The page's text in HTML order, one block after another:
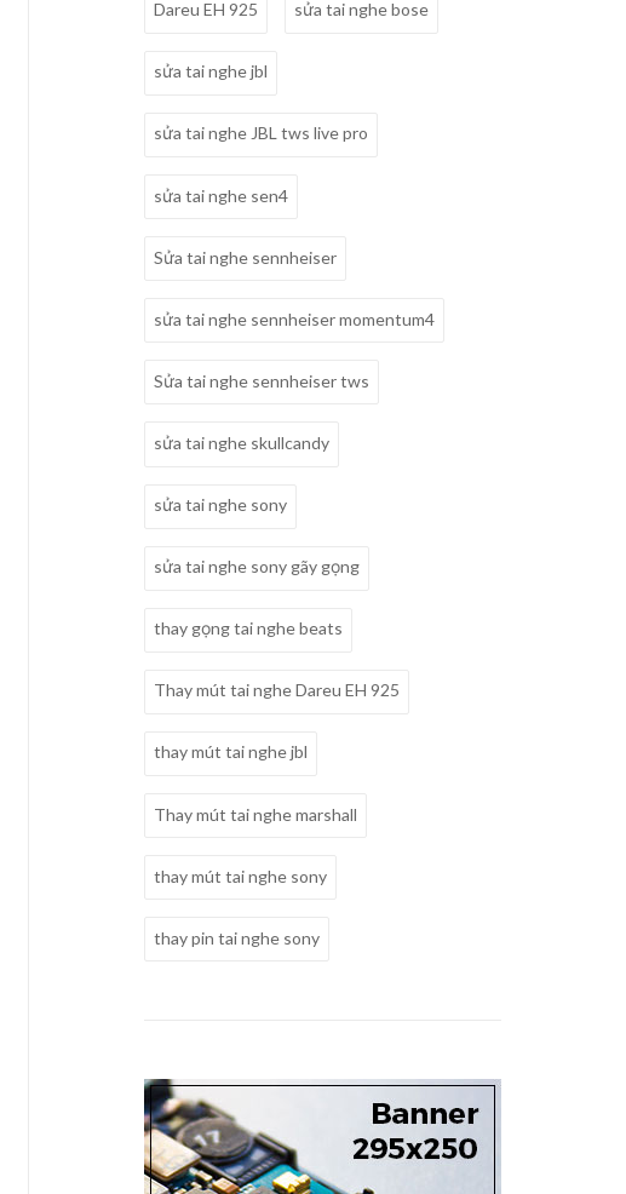
Dareu EH 925 sửa tai nghe bose
sửa tai nghe jbl
sửa tai nghe JBL tws live pro
sửa tai nghe sen4
Sửa tai nghe sennheiser
sửa tai nghe sennheiser momentum4
Sửa tai nghe sennheiser tws
sửa tai nghe skullcandy
sửa tai nghe sony
sửa tai nghe sony gãy gọng
thay gọng tai nghe beats
Thay mút tai nghe Dareu EH 925
thay mút tai nghe jbl
Thay mút tai nghe marshall
thay mút tai nghe sony
thay pin tai nghe sony